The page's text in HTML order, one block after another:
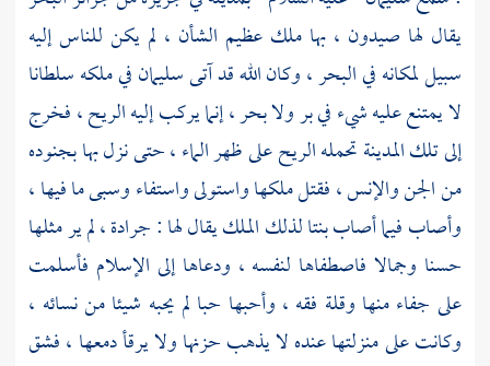
يقال لها صيدون ، بها ملك عظيم الشأن ، لم يكن للناس إليه
سبيل لمكانه في البحر ، وكان الله قد آتىسليمانفي ملكه سلطانا
لا يمتنع عليه شيء في بر ولا بحر ، إنما يركب إليه الريح ، فخرج
إلى تلك المدينة تحمله الريح على ظهر الماء ، حتى نزل بها بجنوده
من الجن والإنس ، فقتل ملكها واستولى واستفاء وسبى ما فيها ،
وأصاب فيما أصاب بنتا لذلك الملك يقال لها :جرادة، لم ير مثلها
حسنا وجمالا فاصطفاها لنفسه ، ودعاها إلى الإسلام فأسلمت
على جفاء منها وقلة فقه ، وأحبها حبا لم يحبه شيئا من نسائه ،
وكانت على منزلتها عنده لا يذهب حزنها ولا يرقأ دمعها ، فشق